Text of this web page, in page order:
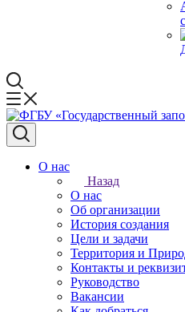
О нас
Назад
О нас
Об организации
История создания
Цели и задачи
Территория и
Контакты и
Руководство
Вакансии